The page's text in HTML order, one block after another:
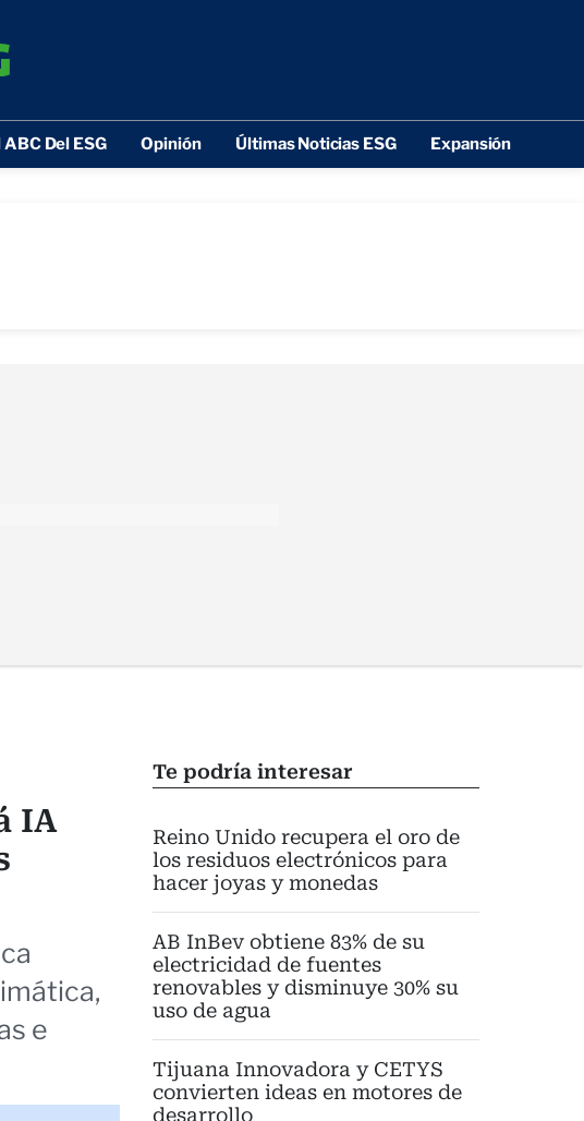
ABC Del ESG Opinión Últimas Noticias ESG Expansión
Te podría interesar
Reino Unido recupera el oro de
los residuos electrónicos para
hacer joyas y monedas
AB InBev obtiene 83% de su
electricidad de fuentes
renovables y disminuye 30% su
uso de agua
Tijuana Innovadora y CETYS
convierten ideas en motores de
desarrollo
IA
e